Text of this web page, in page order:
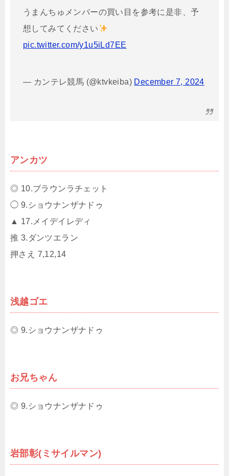
うまんちゅメンバーの買い目を参考に是非、予
想してみてください
pic.twitter.com/y1u5iLd7EE
— カンテレ競馬 (@ktvkeiba) December 7, 2024
アンカツ
◎ 10.ブラウンラチェット
◯ 9.ショウナンザナドゥ
▲ 17.メイデイレディ
推 3.ダンツエラン
押さえ 7,12,14
浅越ゴエ
◎ 9.ショウナンザナドゥ
お兄ちゃん
◎ 9.ショウナンザナドゥ
岩部彰(ミサイルマン)